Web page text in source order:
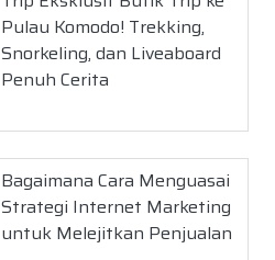
Pulau Komodo! Trekking,
Snorkeling, dan Liveaboard
Penuh Cerita
Bagaimana Cara Menguasai
Strategi Internet Marketing
untuk Melejitkan Penjualan